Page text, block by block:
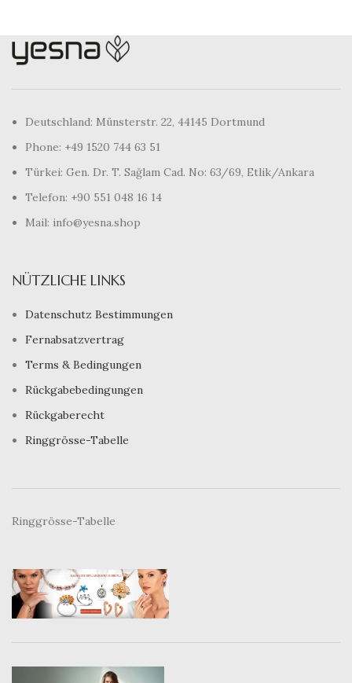
Deutschland: Münsterstr. 22, 44145 Dortmund
Phone: +49 1520 744 63 51
Türkei: Gen. Dr. T. Sağlam Cad. No: 63/69, Etlik/Ankara
Telefon: +90 551 048 16 14
Mail: info@yesna.shop
NÜTZLICHE LINKS
Datenschutz Bestimmungen
Fernabsatzvertrag
Terms & Bedingungen
Rückgabebedingungen
Rückgaberecht
Ringgrösse-Tabelle
Ringgrösse-Tabelle